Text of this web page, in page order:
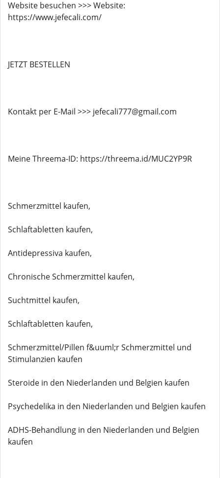
Website besuchen >>> Website:
https://www.jefecali.com/
JETZT BESTELLEN
Kontakt per E-Mail >>> jefecali777@gmail.com
Meine Threema-ID: https://threema.id/MUC2YP9R
Schmerzmittel kaufen,
Schlaftabletten kaufen,
Antidepressiva kaufen,
Chronische Schmerzmittel kaufen,
Suchtmittel kaufen,
Schlaftabletten kaufen,
Schmerzmittel/Pillen f&uuml;r Schmerzmittel und
Stimulanzien kaufen
Steroide in den Niederlanden und Belgien kaufen
Psychedelika in den Niederlanden und Belgien kaufen
ADHS-Behandlung in den Niederlanden und Belgien
kaufen